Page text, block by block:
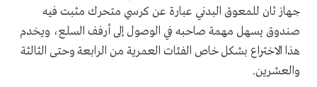
جهاز ثان للمعوق البدني عبارة عن كرسي متحرك مثبت فيه
صندوق يسهل مهمة صاحبه في الوصول إلى أرفف السلع، ويخدم
هذا الاختراع بشكل خاص الفئات العمرية من الرابعة وحتى الثالثة
والعشرين.